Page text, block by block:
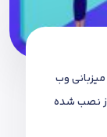
وب
نصب شده